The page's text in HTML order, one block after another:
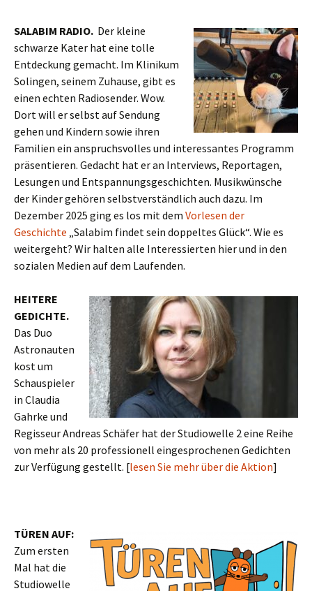
SALABIM RADIO. Der kleine
schwarze Kater hat eine tolle
Entdeckung gemacht. Im Klinikum
Solingen, seinem Zuhause, gibt es
einen echten Radiosender. Wow.
Dort will er selbst auf Sendung
gehen und Kindern sowie ihren
Familien ein anspruchsvolles und interessantes Programm
präsentieren. Gedacht hat er an Interviews, Reportagen,
Lesungen und Entspannungsgeschichten. Musikwünsche
der Kinder gehören selbstverständlich auch dazu. Im
Dezember 2025 ging es los mit dem Vorlesen der
Geschichte „Salabim findet sein doppeltes Glück“. Wie es
weitergeht? Wir halten alle Interessierten hier und in den
sozialen Medien auf dem Laufenden.
HEITERE
GEDICHTE.
Das Duo
Astronauten
kost um
Schauspieler
in Claudia
Gahrke und
Regisseur Andreas Schäfer hat der Studiowelle 2 eine Reihe
von mehr als 20 professionell eingesprochenen Gedichten
zur Verfügung gestellt. [lesen Sie mehr über die Aktion]
TÜREN AUF:
Zum ersten
Mal hat die
Studiowelle